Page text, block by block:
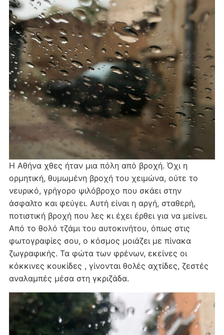
Η Αθήνα χθες ήταν μια πόλη από βροχή. Όχι η
ορμητική, θυμωμένη βροχή του χειμώνα, ούτε το
νευρικό, γρήγορο ψιλόβροχο που σκάει στην
άσφαλτο και φεύγει. Αυτή είναι η αργή, σταθερή,
ποτιστική βροχή που λες κι έχει έρθει για να μείνει.
Από το θολό τζάμι του αυτοκινήτου, όπως στις
φωτογραφίες σου, ο κόσμος μοιάζει με πίνακα
ζωγραφικής. Τα φώτα των φρένων, εκείνες οι
κόκκινες κουκίδες , γίνονται θολές αχτίδες, ζεστές
αναλαμπές μέσα στη γκριζάδα.